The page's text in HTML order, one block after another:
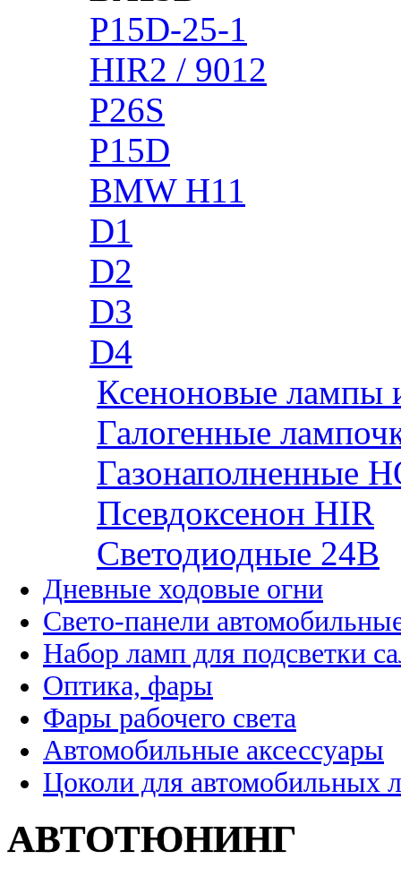
P15D-25-1
HIR2 / 9012
P26S
P15D
BMW H11
D1
D2
D3
D4
Ксеноновые лампы
Галогенные
Газонаполненные
Псевдоксенон HIR
Cветодиодные 24B
Дневные ходовые огни
Свето-панели
Набор ламп для подсветки
Оптика, фары
Фары рабочего света
Автомобильные аксессуары
Цоколи для автомобильных
АВТОТЮНИНГ